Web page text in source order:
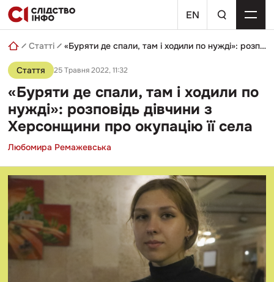
Skip
to
content
EN
пошуковий
запит
Статті «Буряти де спали, там і ходили по нужді»: розповідь дівчини з Херсонщини про окупацію її села
Стаття 25 Травня 2022, 11:32
«Буряти де спали, там і ходили по
нужді»: розповідь дівчини з
Херсонщини про окупацію її села
Любомира Ремажевська